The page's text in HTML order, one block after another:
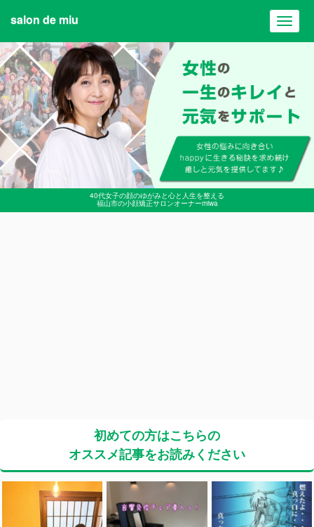
40代女子の顔のゆがみと心と人生を整える
福山市の小顔矯正サロンオーナーmiwa
salon de miu
初めての方はこちらの
オススメ記事をお読みください